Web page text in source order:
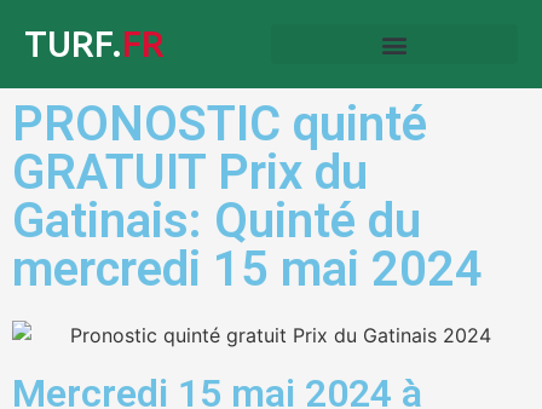
TURF.FR
PRONOSTIC quinté
GRATUIT Prix du
Gatinais: Quinté du
mercredi 15 mai 2024
Mercredi 15 mai 2024 à